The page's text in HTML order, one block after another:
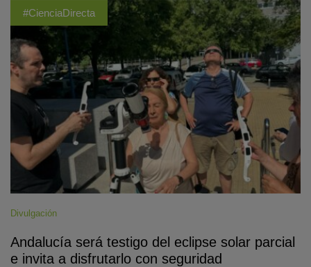
#CienciaDirecta
Divulgación
Andalucía será testigo del eclipse solar parcial
e invita a disfrutarlo con seguridad